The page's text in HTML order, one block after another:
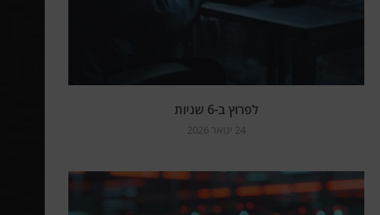
לפרוץ ב-6 שניות
24 ינואר 2026